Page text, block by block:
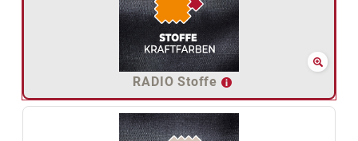
RADIO Stoffe